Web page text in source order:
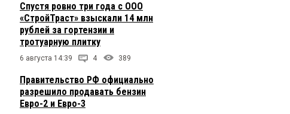
Спустя ровно три года с ООО
«СтройТраст» взыскали 14 млн
рублей за гортензии и
тротуарную плитку
6 августа 14:39 4 389
Правительство РФ официально
разрешило продавать бензин
Евро-2 и Евро-3